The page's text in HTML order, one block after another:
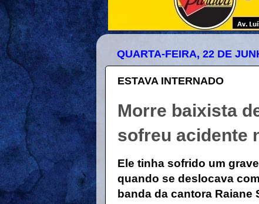
QUARTA-FEIRA, 22 DE
ESTAVA INTERNADO
Morre baixista
sofreu acidente
Ele tinha sofrido um
quando se deslocava
banda da cantora Raiane